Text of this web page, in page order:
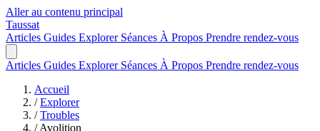
Aller au contenu principal
Taussat
Articles Guides Explorer Séances À Propos Prendre rendez-vous
Articles Guides Explorer Séances À Propos Prendre rendez-vous
Accueil
/ Explorer
/ Troubles
/ Avolition